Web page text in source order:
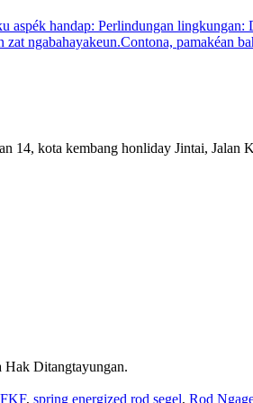
aspék handap: Perlindungan
zat ngabahayakeun.Contona, pamakéan
14, kota kembang honliday Jintai,
Ditangtayungan.
, spring energized rod segel, Rod